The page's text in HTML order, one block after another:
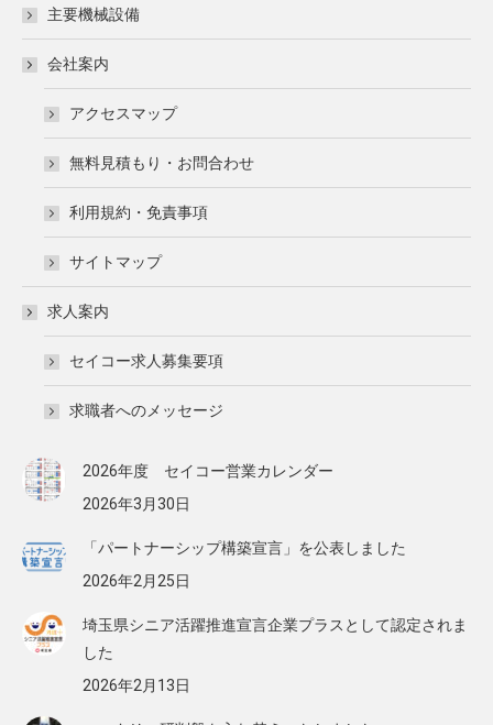
主要機械設備
会社案内
アクセスマップ
無料見積もり・お問合わせ
利用規約・免責事項
サイトマップ
求人案内
セイコー求人募集要項
求職者へのメッセージ
2026年度 セイコー営業カレンダー
2026年3月30日
「パートナーシップ構築宣言」を公表しました
2026年2月25日
埼玉県シニア活躍推進宣言企業プラスとして認定されま
した
2026年2月13日